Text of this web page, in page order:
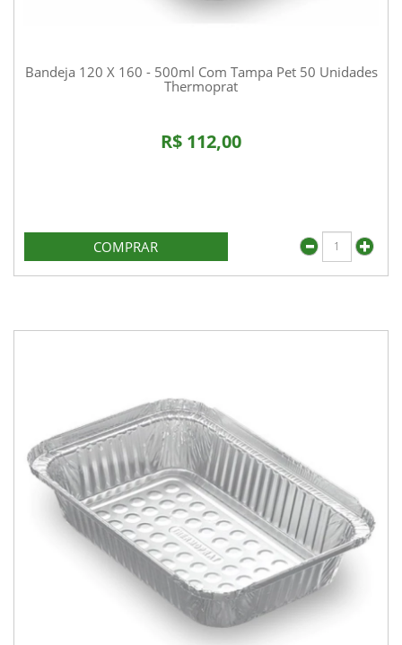
Bandeja 120 X 160 - 500ml Com Tampa Pet 50 Unidades
Thermoprat
R$ 112,00
COMPRAR